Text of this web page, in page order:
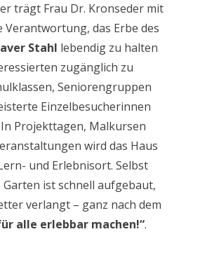
trägt Frau Dr. Kronseder mit
Verantwortung, das Erbe des
Stahl lebendig zu halten
zugänglich zu
Seniorengruppen
Einzelbesucherinnen
Projekttagen, Malkursen
wird das Haus
und Erlebnisort. Selbst
ist schnell aufgebaut,
verlangt – ganz nach dem
alle erlebbar machen!“.